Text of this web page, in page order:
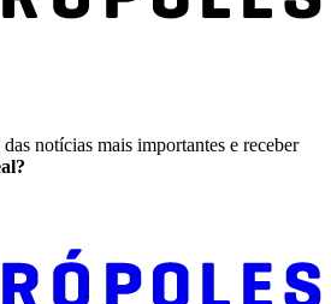
notícias mais importantes e receber